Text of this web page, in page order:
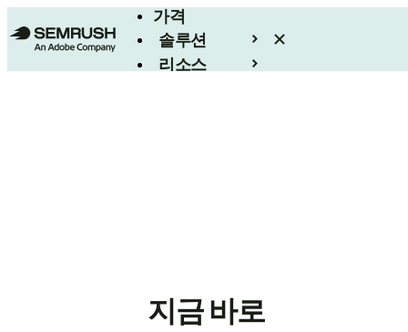
가격
솔루션
리소스
지금 바로